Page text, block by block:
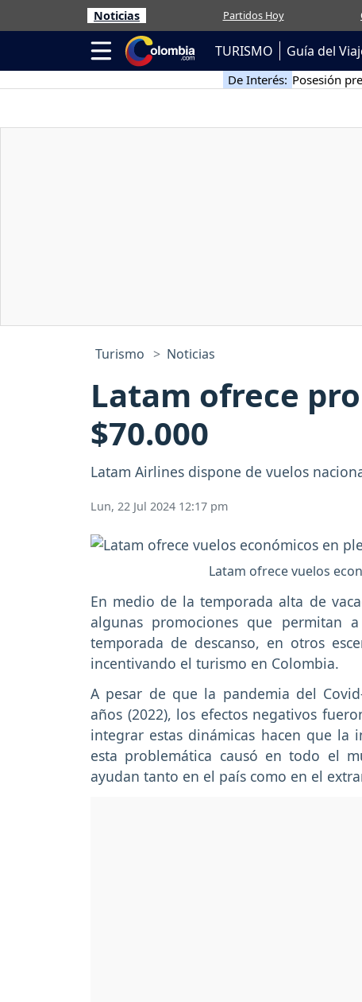
Noticias Partidos Hoy
TURISMO Guía del
De Interés: Posesión
Turismo Noticias
Latam ofrece
$70.000
Latam Airlines dispone de vuelos
Lun, 22 Jul 2024 12:17 pm
Latam ofrece vuelos
En medio de la temporada alta de
algunas promociones que permitan
temporada de descanso, en otros
incentivando el turismo en Colombia.
A pesar de que la pandemia del
años (2022), los efectos negativos
integrar estas dinámicas hacen que
esta problemática causó en todo el
ayudan tanto en el país como en el